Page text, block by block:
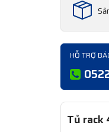
HỖ TRỢ
Tủ rack